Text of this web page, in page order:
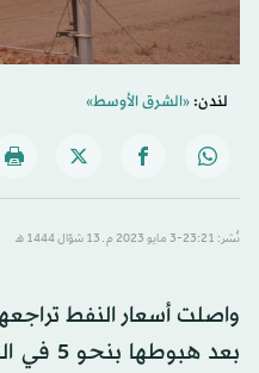
لندن:«الشرق الأوسط»
نُشر: 23:21-3 مايو 2023 م ـ 13 شوّال 1444 هـ
واصلت أسعار النفط
بعد